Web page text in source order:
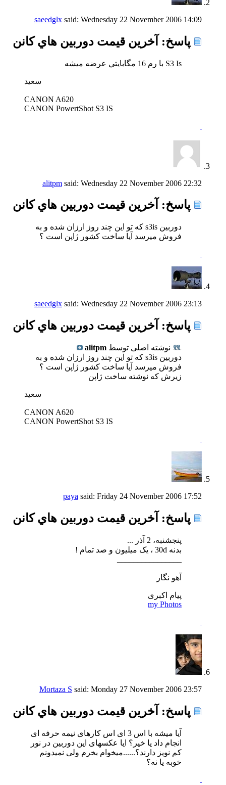
saeedglx said: Wednesday 22 November 2006 14:09
پاسخ: آخرين قيمت دوربين هاي كانن
S3 Is با رم 16 مگابايتي عرضه ميشه
سعيد
CANON A620
CANON PowertShot S3 IS
alitpm said: Wednesday 22 November 2006 22:32
پاسخ: آخرين قيمت دوربين هاي كانن
دوربين s3is كه تو اين چند روز ارزان شده و به
فروش ميرسد آيا ساخت كشور ژاپن است ؟
saeedglx said: Wednesday 22 November 2006 23:13
پاسخ: آخرين قيمت دوربين هاي كانن
نوشته اصلی توسط alitpm
دوربين s3is كه تو اين چند روز ارزان شده و به
فروش ميرسد آيا ساخت كشور ژاپن است ؟
زيرش كه نوشته ساخت ژاپن
سعيد
CANON A620
CANON PowertShot S3 IS
paya said: Friday 24 November 2006 17:52
پاسخ: آخرين قيمت دوربين هاي كانن
پنجشنبه، 2 آذر ...
بدنه 30d ، یک میلیون و صد تمام !
آهو نگار
پیام اکبری
my Photos
Mortaza S said: Monday 27 November 2006 23:57
پاسخ: آخرين قيمت دوربين هاي كانن
آیا میشه با اس 3 ای اس کارهای نیمه حرفه ای
انجام داد یا خیر؟ ایا عکسهای این دوربین در نور
کم نویز دارند؟......میخوام بخرم ولی نمیدونم
خوبه یا نه؟